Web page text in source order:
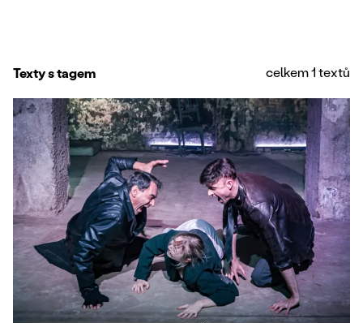
Texty s tagem celkem 1 textů